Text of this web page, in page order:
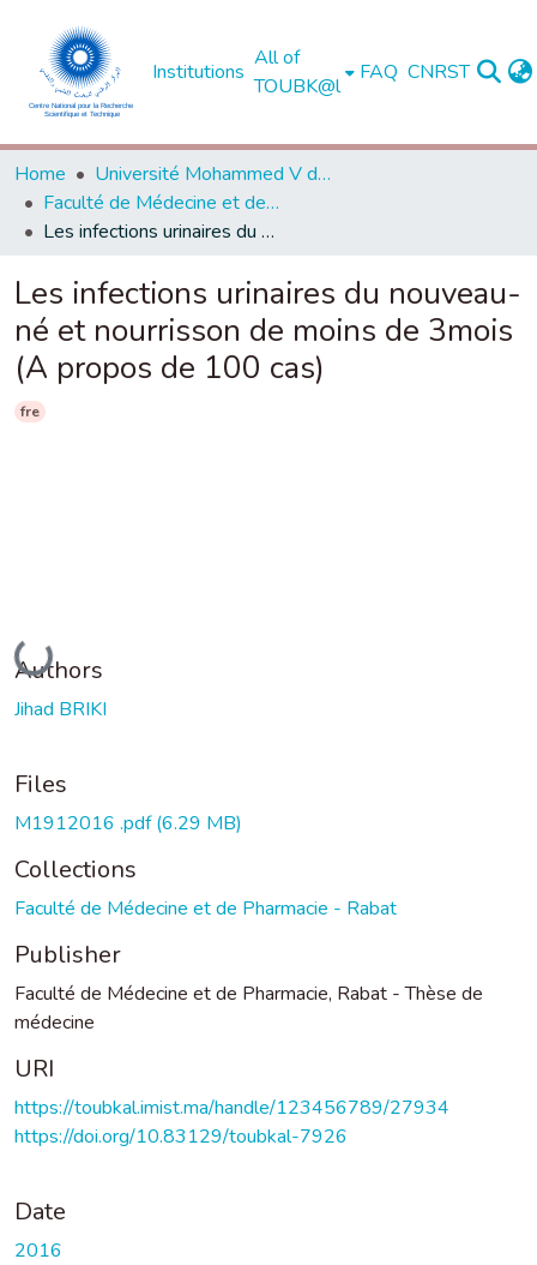
Institutions
All of
TOUBK@l
FAQ CNRST
Home
Université Mohammed V de Rabat
Faculté de Médecine et de Pharmacie - Rabat
Les infections urinaires du nouveau-né et nourrisson de moins de 3mois (A propos de 100 cas)
Les infections urinaires du nouveau-
né et nourrisson de moins de 3mois
(A propos de 100 cas)
fre
Loading...
Authors
Jihad BRIKI
Files
M1912016 .pdf(6.29 MB)
Collections
Faculté de Médecine et de Pharmacie - Rabat
Publisher
Faculté de Médecine et de Pharmacie, Rabat - Thèse de
médecine
URI
https://toubkal.imist.ma/handle/123456789/27934
https://doi.org/10.83129/toubkal-7926
Date
2016